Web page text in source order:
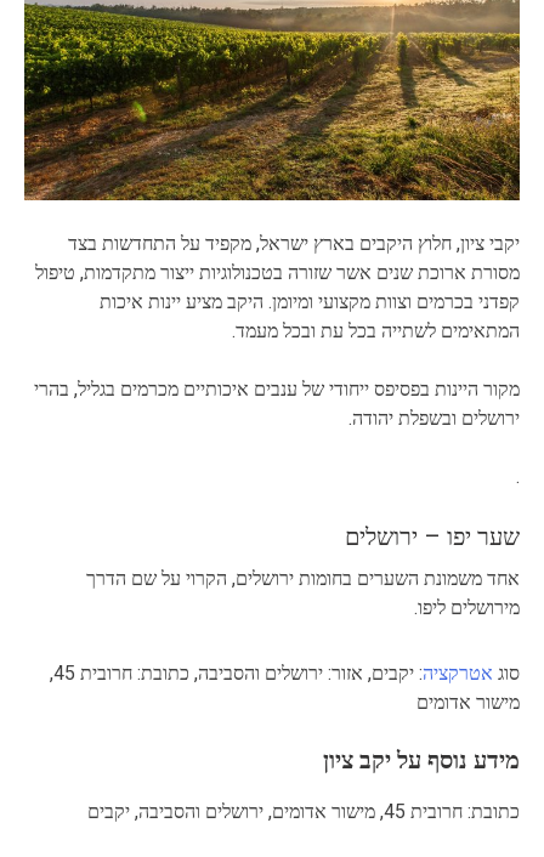
יקבי ציון, חלוץ היקבים בארץ ישראל, מקפיד על התחדשות בצד
מסורת ארוכת שנים אשר שזורה בטכנולוגיות ייצור מתקדמות, טיפול
קפדני בכרמים וצוות מקצועי ומיומן. היקב מציע יינות איכות
המתאימים לשתייה בכל עת ובכל מעמד.
מקור היינות בפסיפס ייחודי של ענבים איכותיים מכרמים בגליל, בהרי
ירושלים ובשפלת יהודה.
.
שער יפו – ירושלים
אחד משמונת השערים בחומות ירושלים, הקרוי על שם הדרך
מירושלים ליפו.
סוג אטרקציה
: יקבים, אזור: ירושלים והסביבה, כתובת: חרובית 45,
מישור אדומים
מידע נוסף על יקב ציון
כתובת: חרובית 45, מישור אדומים, ירושלים והסביבה, יקבים